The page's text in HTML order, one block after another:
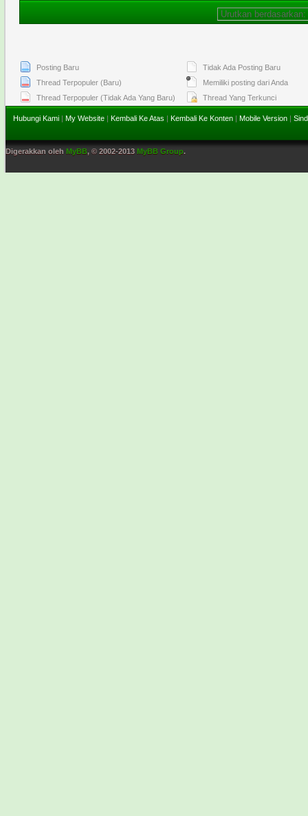
Posting Baru
Thread Terpopuler (Baru)
Thread Terpopuler (Tidak Ada Yang Baru)
Tidak Ada Posting Baru
Memiliki posting dari Anda
Thread Yang Terkunci
Hubungi Kami | My Website | Kembali Ke Atas | Kembali Ke Konten | Mobile Version |
Digerakkan oleh MyBB, © 2002-2013 MyBB Group.